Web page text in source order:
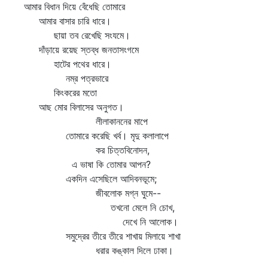
আমার বিধান দিয়ে বেঁধেছি তোমারে
আমার বাসার চারি ধারে।
ছায়া তব রেখেছি সংযমে।
দাঁড়ায়ে রয়েছ স্তব্ধ জনতাসংগমে
হাটের পথের ধারে।
নম্র পত্রভারে
কিংকরের মতো
আছ মোর বিলাসের অনুগত।
লীলাকাননের মাপে
তোমারে করেছি খর্ব। মৃদু কলালাপে
কর চিত্তবিনোদন,
এ ভাষা কি তোমার আপন?
একদিন এসেছিলে আদিবনভূমে;
জীবলোক মগ্ন ঘুমে--
তখনো মেলে নি চোখ,
দেখে নি আলোক।
সমুদ্রের তীরে তীরে শাখায় মিলায়ে শাখা
ধরার কঙ্কাল দিলে ঢাকা।